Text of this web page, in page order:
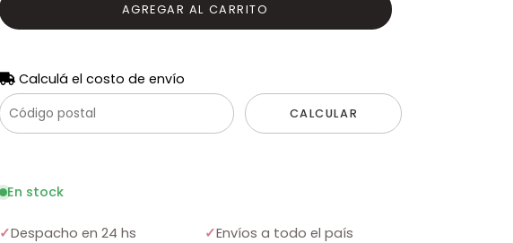
AGREGAR AL CARRITO
Calculá el costo de envío
CALCULAR
En stock
✓Despacho en 24 hs ✓Envíos a todo el país